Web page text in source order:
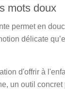
mots doux
permet en
délicate
d'offrir à
un outil concret